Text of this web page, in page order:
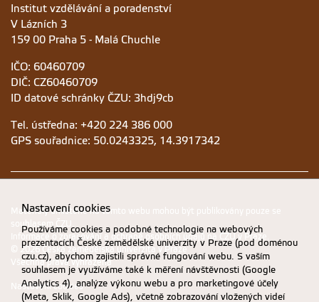
Institut vzdělávání a poradenství
V Lázních 3
159 00 Praha 5 - Malá Chuchle
IČO: 60460709
DIČ: CZ60460709
ID datové schránky ČZU: 3hdj9cb
Tel. ústředna: +420 224 386 000
GPS souřadnice: 50.0243325, 14.3917342
Materiály umístěné na tomto webu mohou být publikovány pouze se
souhlasem ČZU.
Informace o zpracování a ochraně osobních údajů na ČZU v Praze
© 2026 Česká zemědělská univerzita v Praze
Všechna práva vyhrazena
Nastavení cookies
Nastavení cookies
Používáme cookies a podobné technologie na webových
prezentacích České zemědělské univerzity v Praze (pod doménou
czu.cz), abychom zajistili správné fungování webu. S vaším
souhlasem je využíváme také k měření návštěvnosti (Google
Analytics 4), analýze výkonu webu a pro marketingové účely
(Meta, Sklik, Google Ads), včetně zobrazování vložených videí